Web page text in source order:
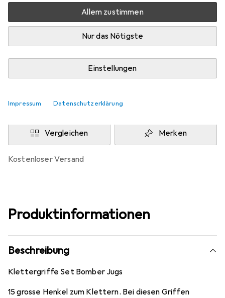
Allem zustimmen
Nur das Nötigste
Einstellungen
Impressum Datenschutzerklärung
6 Stück an Lager beim Drittanbieter
Lieferort angeben für genaue Lieferzeit
Kletterbude.deDE
In den Warenkorb
Vergleichen Merken
kostenloser Versand
Produktinformationen
Beschreibung
Klettergriffe Set Bomber Jugs
15 grosse Henkel zum Klettern. Bei diesen Griffen